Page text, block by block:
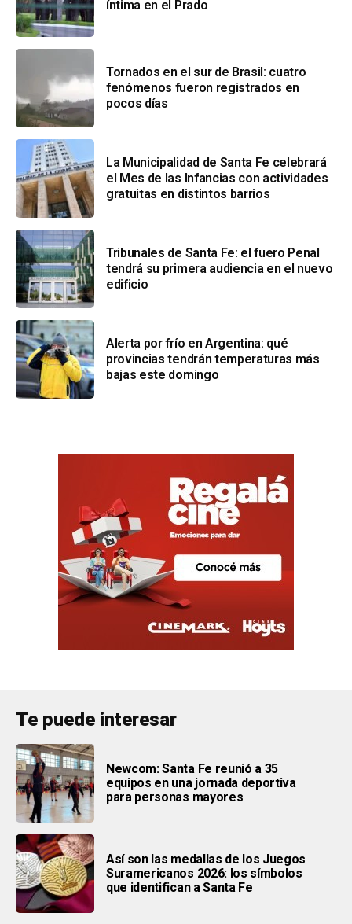
íntima en el Prado
Tornados en el sur de Brasil: cuatro
fenómenos fueron registrados en
pocos días
La Municipalidad de Santa Fe celebrará
el Mes de las Infancias con actividades
gratuitas en distintos barrios
Tribunales de Santa Fe: el fuero Penal
tendrá su primera audiencia en el nuevo
edificio
Alerta por frío en Argentina: qué
provincias tendrán temperaturas más
bajas este domingo
Te puede interesar
Newcom: Santa Fe reunió a 35
equipos en una jornada deportiva
para personas mayores
Así son las medallas de los Juegos
Suramericanos 2026: los símbolos
que identifican a Santa Fe